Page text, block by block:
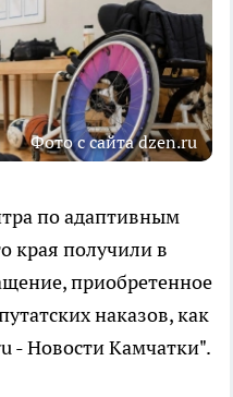
Фото с сайта dzen.ru
по адаптивным
края получили в
приобретенное
наказов, как
- Новости Камчатки".